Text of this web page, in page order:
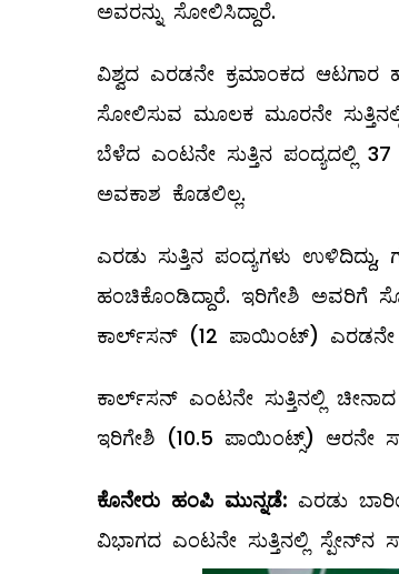
ಅವರನ್ನು ಸೋಲಿಸಿದ್ದಾರೆ.
ವಿಶ್ವದ ಎರಡನೇ ಕ್ರಮಾಂಕದ
ಸೋಲಿಸುವ ಮೂಲಕ ಮೂರನೇ
ಬೆಳೆದ ಎಂಟನೇ ಸುತ್ತಿನ ಪಂದ್ಯದಲ್ಲಿ
ಅವಕಾಶ ಕೊಡಲಿಲ್ಲ.
ಎರಡು ಸುತ್ತಿನ ಪಂದ್ಯಗಳು
ಹಂಚಿಕೊಂಡಿದ್ದಾರೆ. ಇರಿಗೇಶಿ ಅವರಿಗೆ
ಕಾರ್ಲ್​ಸನ್​ (12 ಪಾಯಿಂಟ್​) ಎರಡನೇ
ಕಾರ್ಲ್​ಸನ್​ ಎಂಟನೇ ಸುತ್ತಿನಲ್ಲಿ
ಇರಿಗೇಶಿ (10.5 ಪಾಯಿಂಟ್ಸ್​) ಆರನೇ
ಕೊನೇರು ಹಂಪಿ ಮುನ್ನಡೆ: ಎರಡು
ವಿಭಾಗದ ಎಂಟನೇ ಸುತ್ತಿನಲ್ಲಿ ಸ್ಪೇನ್​ನ